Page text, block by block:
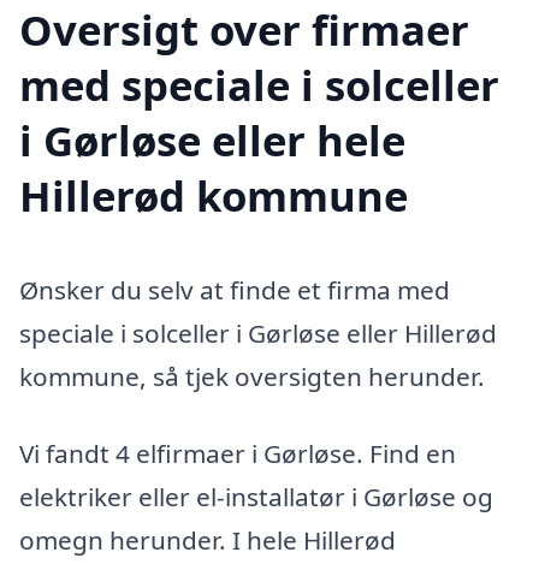
Oversigt over firmaer
med speciale i solceller
i Gørløse eller hele
Hillerød kommune
Ønsker du selv at finde et firma med
speciale i solceller i Gørløse eller Hillerød
kommune, så tjek oversigten herunder.
Vi fandt 4 elfirmaer i Gørløse. Find en
elektriker eller el-installatør i Gørløse og
omegn herunder. I hele Hillerød